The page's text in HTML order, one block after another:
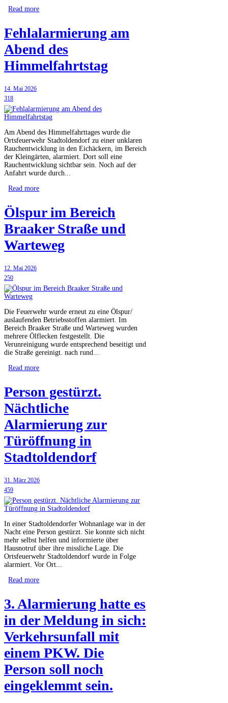
Read more
Fehlalarmierung am
Abend des
Himmelfahrtstag
14. Mai 2026
318
Am Abend des Himmelfahrttages wurde die
Ortsfeuerwehr Stadtoldendorf zu einer unklaren
Rauchentwicklung in den Eichäckern, im Bereich
der Kleingärten, alarmiert. Dort soll eine
Rauchentwicklung sichtbar sein. Noch auf der
Anfahrt wurde durch...
Read more
Ölspur im Bereich
Braaker Straße und
Warteweg
12. Mai 2026
250
Die Feuerwehr wurde erneut zu eine Ölspur/
auslaufenden Betriebsstoffen alarmiert. Im
Bereich Braaker Straße und Warteweg wurden
mehrere Ölflecken festgestellt. Die
Verunreinigung wurde entsprechend beseitigt und
die Straße gereinigt. nach rund...
Read more
Person gestürzt.
Nächtliche
Alarmierung zur
Türöffnung in
Stadtoldendorf
31. März 2026
459
In einer Stadtoldendorfer Wohnanlage war in der
Nacht eine Person gestürzt. Sie konnte sich nicht
mehr selbst helfen und informierte über
Hausnotruf über ihre missliche Lage. Die
Ortsfeuerwehr Stadtoldendorf wurde in Folge
alarmiert. Vor Ort...
Read more
3. Alarmierung hatte es
in der Meldung in sich:
Verkehrsunfall mit
einem PKW. Die
Person soll noch
eingeklemmt sein.